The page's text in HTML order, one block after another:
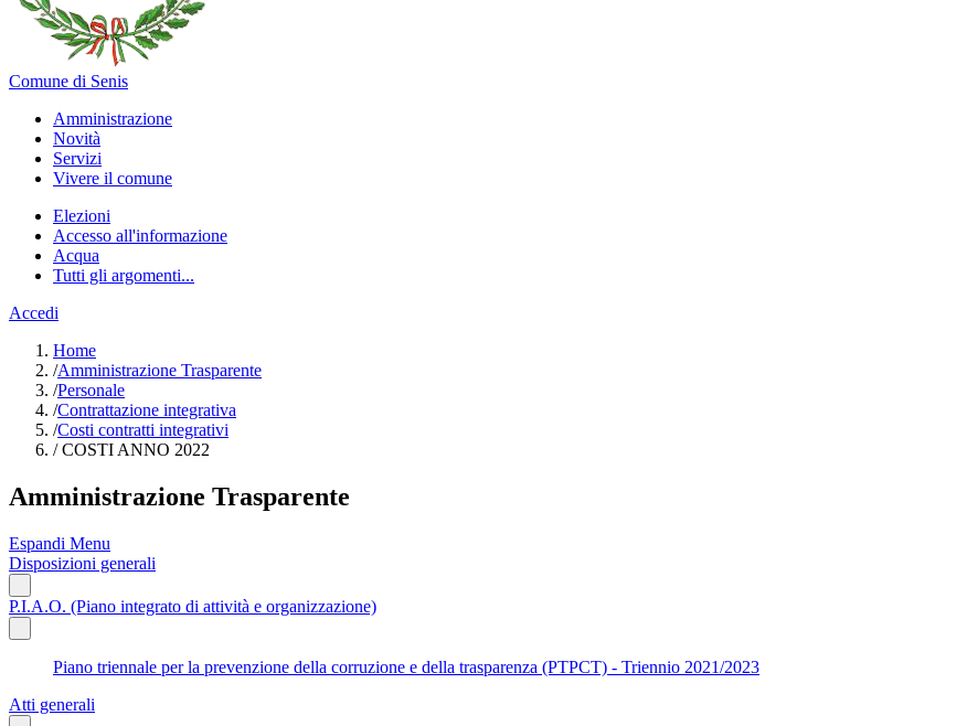
Comune di Senis
Amministrazione
Novità
Servizi
Vivere il comune
Elezioni
Accesso all'informazione
Acqua
Tutti gli argomenti...
Accedi
Home
/Amministrazione Trasparente
/Personale
/Contrattazione integrativa
/Costi contratti integrativi
/COSTI ANNO 2022
Amministrazione Trasparente
Espandi Menu
Disposizioni generali
P.I.A.O. (Piano integrato di attività e organizzazione)
Piano triennale per la prevenzione della corruzione e della trasparenza (PTPCT) - Triennio 2021/2023
Atti generali